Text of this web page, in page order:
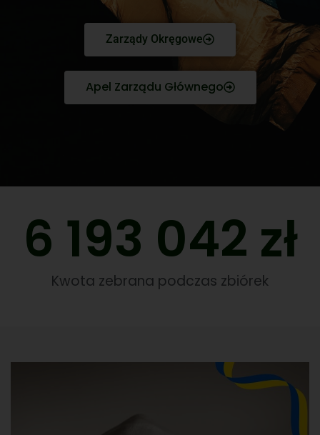
Zarządy Okręgowe
Apel Zarządu Głównego
Kwota zebrana podczas zbiórek
6 193 042 zł